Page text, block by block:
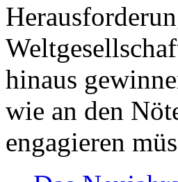
hinaus
wie an den
engagieren